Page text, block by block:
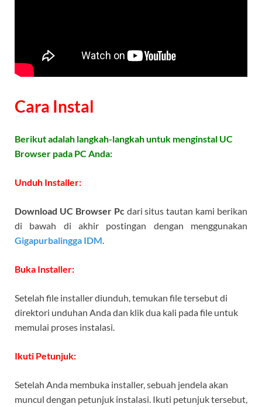
Cara Instal
Berikut adalah langkah-langkah untuk menginstal UC
Browser pada PC Anda:
Unduh Installer:
Download UC Browser Pc dari situs tautan kami berikan
di bawah di akhir postingan dengan menggunakan
Gigapurbalingga IDM
Buka Installer:
Setelah file installer diunduh, temukan file tersebut di
direktori unduhan Anda dan klik dua kali pada file untuk
memulai proses instalasi.
Ikuti Petunjuk:
Setelah Anda membuka installer, sebuah jendela akan
muncul dengan petunjuk instalasi. Ikuti petunjuk tersebut,